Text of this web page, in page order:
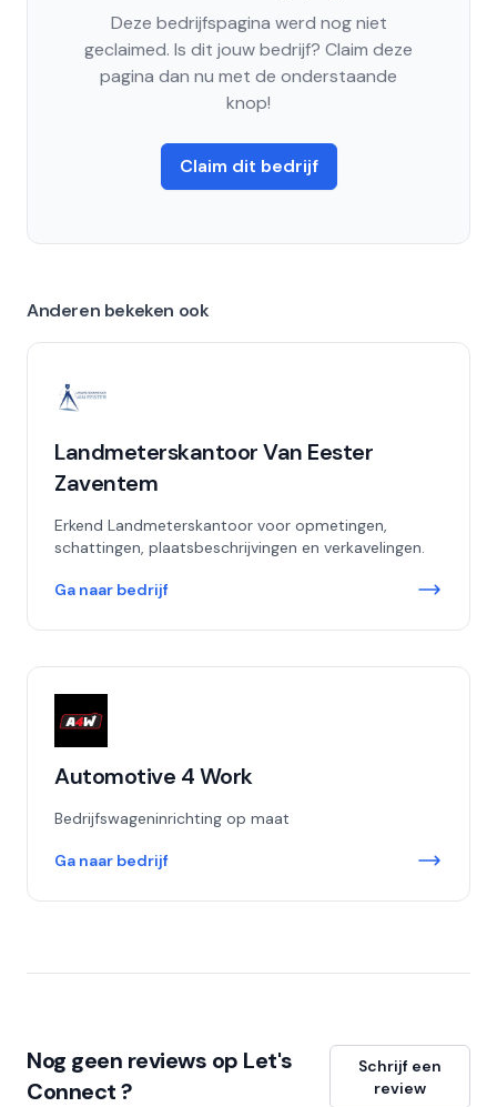
Deze bedrijfspagina werd nog niet
geclaimed. Is dit jouw bedrijf? Claim deze
pagina dan nu met de onderstaande
knop!
Claim dit bedrijf
Anderen bekeken ook
Landmeterskantoor Van Eester
Zaventem
Erkend Landmeterskantoor voor opmetingen,
schattingen, plaatsbeschrijvingen en verkavelingen.
Ga naar bedrijf
Automotive 4 Work
Bedrijfswageninrichting op maat
Ga naar bedrijf
Nog geen reviews op Let's
Connect ?
Schrijf een
review